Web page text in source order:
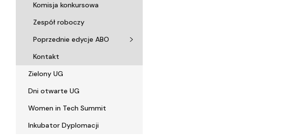
Komisja konkursowa
Zespół roboczy
Poprzednie edycje ABO
Kontakt
Zielony UG
Dni otwarte UG
Women in Tech Summit
Inkubator Dyplomacji